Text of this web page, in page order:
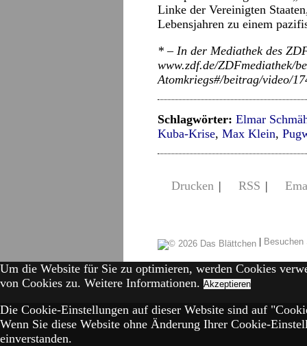
Linke der Vereinigten
Lebensjahren zu einem
* – In der Mediathek des
www.zdf.de/ZDFmediathek/
Atomkriegs#/beitrag/video/
Schlagwörter: Elmar
Kuba-Krise, Max Klein,
Drucken | RSS |
|
Um die Website für Sie zu optimieren, werden Cookies
von Cookies zu. Weitere Informationen. Akzeptieren
Die Cookie-Einstellungen auf dieser Website sind auf
Wenn Sie diese Website ohne Änderung Ihrer Cookie-
einverstanden.